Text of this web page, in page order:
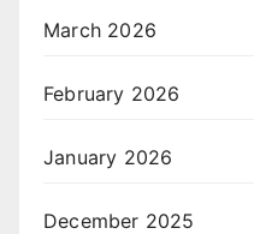
March 2026
February 2026
January 2026
December 2025